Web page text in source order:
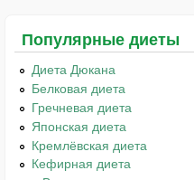
Популярные диеты
Диета Дюкана
Белковая диета
Гречневая диета
Японская диета
Кремлёвская диета
Кефирная диета